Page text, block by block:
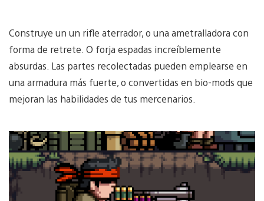
Construye un un rifle aterrador, o una ametralladora con
forma de retrete. O forja espadas increíblemente
absurdas. Las partes recolectadas pueden emplearse en
una armadura más fuerte, o convertidas en bio-mods que
mejoran las habilidades de tus mercenarios.